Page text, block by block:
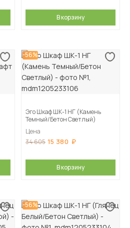
В корзину
-56%
Эго Шкаф ШК-1 НГ (Камень
Темный/Бетон Светлый)
Цена
34 605 15 380
В корзину
-56%